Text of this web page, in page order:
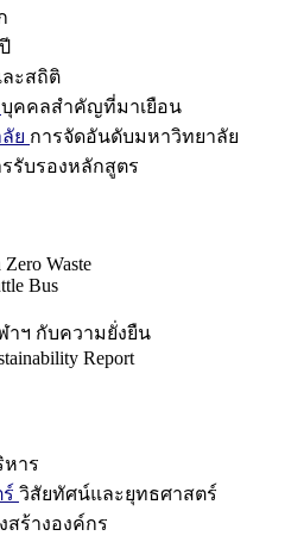
ะสถิติ
บุคคลสำคัญที่มาเยือน
ย การจัดอันดับมหาวิทยาลัย
รับรองหลักสูตร
Zero Waste
Bus
าฯ กับความยั่งยืน
Report
าร
วิสัยทัศน์และยุทธศาสตร์
สร้างองค์กร